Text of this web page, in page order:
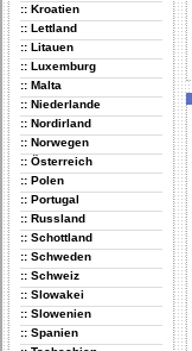
:: Kroatien
:: Lettland
:: Litauen
:: Luxemburg
:: Malta
:: Niederlande
:: Nordirland
:: Norwegen
:: Österreich
:: Polen
:: Portugal
:: Russland
:: Schottland
:: Schweden
:: Schweiz
:: Slowakei
:: Slowenien
:: Spanien